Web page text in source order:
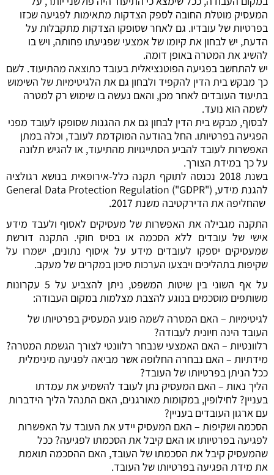
המעסיק מוטלת החובה לספק הצדקות מתאימות לפגיעה שכזו
בפרטיות של עובדיו. גם לאחר שסופקו הצדקות מתקבלות על
הדעת, יש לבחון את קיומו של אמצעי שפגיעתו פחותה, ויש בו
להשיג את המטרה באופן דומה.
יש להתחשב בפגיעה הפוטנציאלית בעובד כתוצאה מהתיעוד. לשם
כך מבקש בית הדין להקפיד ולבחון גם את הלגיטימיות של השימוש
בתיעוד העובדים לאחר מכן, והאם נעשה בו שימוש רק למטרה
לשמה הוא נועד.
לבסוף, מבקש בית הדין לבחון גם את ההגנות שסופקו לעובד מפני
הפגיעה בפרטיותו. החל בהודעה המוקדמת לעובד, וכלה במתן
האפשרות לעובד להביע הסתייגויות מהתיעוד, או להגיש תלונה
על כך במידת הצורך.
בשנת 2018 נכנסה לתוקף תקנה כלל-אירופאית בנושא רגולציה
להגנת מידע, General Data Protection Regulation ("GDPR")
שהחליפה את הדירקטיבה משנת 2017.
התקנה מגבילה את האפשרות של מעסיקים לאסוף ולעבד מידע
אישי של עובדים ללא הסכמה או בסיס חוקי. התקנה דורשת
שמעסיקים יספקו לעובדים מידע על איסוף נתונים, ישמרו על
שקיפות בתהליכים ויבצעו הערכות סיכון במקרים של מעקב.
על אף השוני בין שיטות המשפט, ניתן להצביע על 5 עקרונות
משותפים מוסכמים בנוגע להצבת מצלמות במקום העבודה:
לגיטימיות – האם המטרה לשמה פוגע המעסיק בפרטיותו של
העובד הינה חיונית לעבודה?
רלוונטיות – האם האמצעי שנבחר רלוונטי לצורך הגשמת המטרה?
מידתיות – האם נבחרה החלופה אשר מביאה לפגיעה מינימלית
ככל הניתן בפרטיותו של העובד?
הליך נאות – האם המעסיק נתן לעובד להשמיע את עמדתו
בעניין? לחילופין, במקומות מאורגנים, האם התנהל הליך הידברות
עם ארגון העובדים בעניין?
הסכמה ושקיפות – האם המעסיק יידע את העובד על האפשרות
לפגיעה בפרטיותו או האם קיבל את הסכמתו לפגיעה? ככל
שהמעסיק קיבל את הסכמתו של העובד, האם ההסכמה תואמת
את מידת הפגיעה בפרטיותו של העובד.